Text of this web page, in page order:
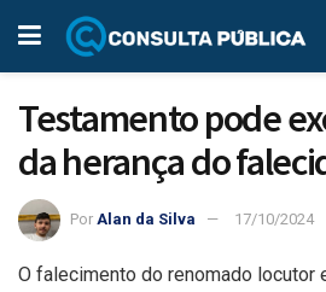
Testamento pode
da herança do
Por Alan da Silva 17/10/2024
O falecimento do renomado locutor